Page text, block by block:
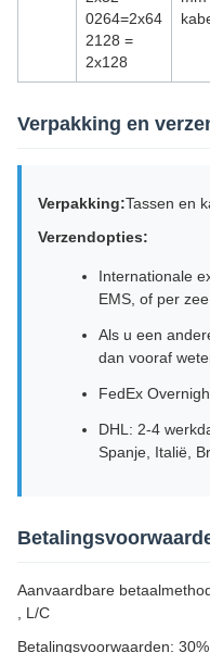
0264=2x64
2128 =
2x128
Verpakking en
Verpakking:Tassen en
Verzendopties:
Internationale
EMS, of per zee
Als u een
dan vooraf
FedEx
DHL: 2-4
Spanje, Italië,
Aanvaardbare
, L/C
Betalingsvoorwaarden: